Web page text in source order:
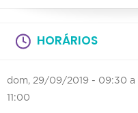
HORÁRIOS
dom, 29/09/2019 - 09:30 a
11:00